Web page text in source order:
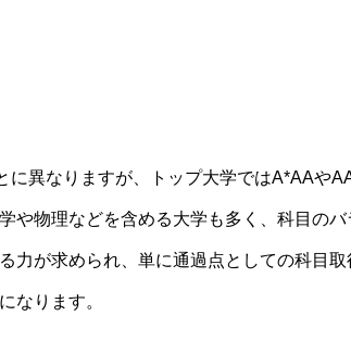
に異なりますが、トップ大学ではA*AAや
や物理などを含める大学も多く、科目の
力が求められ、単に通過点としての科目
なります。